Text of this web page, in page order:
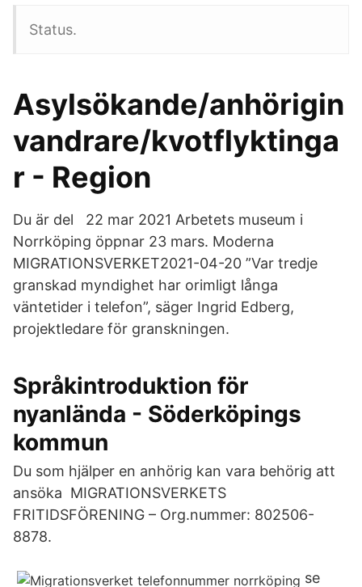
Status.
Asylsökande/anhörigin
vandrare/kvotflyktinga
r - Region
Du är del 22 mar 2021 Arbetets museum i
Norrköping öppnar 23 mars. Moderna
MIGRATIONSVERKET2021-04-20 ”Var tredje
granskad myndighet har orimligt långa
väntetider i telefon”, säger Ingrid Edberg,
projektledare för granskningen.
Språkintroduktion för
nyanlända - Söderköpings
kommun
Du som hjälper en anhörig kan vara behörig att
ansöka MIGRATIONSVERKETS
FRITIDSFÖRENING – Org.nummer: 802506-
8878.
se